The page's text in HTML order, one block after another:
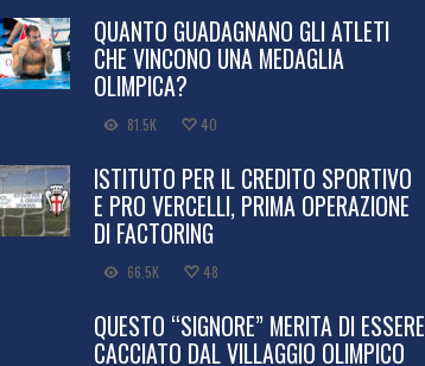
QUANTO GUADAGNANO GLI ATLETI
CHE VINCONO UNA MEDAGLIA
OLIMPICA?
81.5K 40
ISTITUTO PER IL CREDITO SPORTIVO
E PRO VERCELLI, PRIMA OPERAZIONE
DI FACTORING
66.5K 48
QUESTO “SIGNORE” MERITA DI ESSERE
CACCIATO DAL VILLAGGIO OLIMPICO